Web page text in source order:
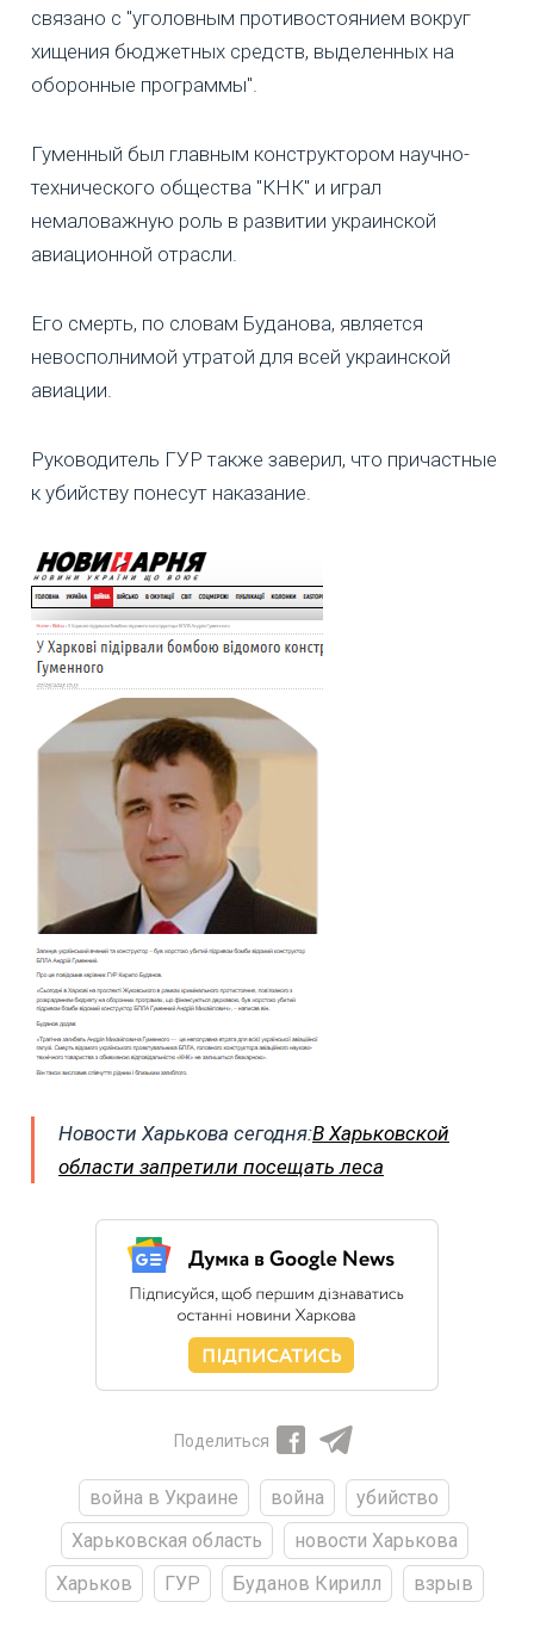
связано с "уголовным противостоянием вокруг
хищения бюджетных средств, выделенных на
оборонные программы".
Гуменный был главным конструктором научно-
технического общества "КНК" и играл
немаловажную роль в развитии украинской
авиационной отрасли.
Его смерть, по словам Буданова, является
невосполнимой утратой для всей украинской
авиации.
Руководитель ГУР также заверил, что причастные
к убийству понесут наказание.
Новости Харькова сегодня:В Харьковской
области запретили посещать леса
Поделиться
война в Украине война
убийство
Харьковская область
новости Харькова
Харьков
ГУР Буданов Кирилл взрыв